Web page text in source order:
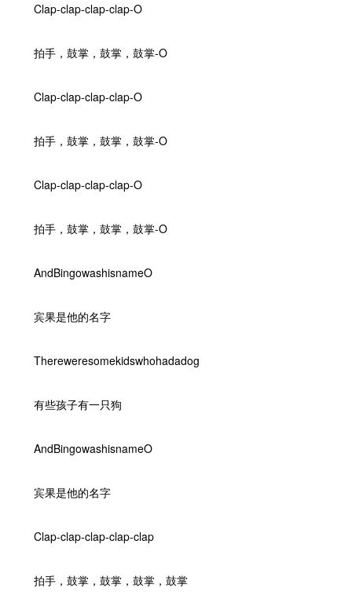
Clap-clap-clap-clap-O
拍手，鼓掌，鼓掌，鼓掌-O
Clap-clap-clap-clap-O
拍手，鼓掌，鼓掌，鼓掌-O
Clap-clap-clap-clap-O
拍手，鼓掌，鼓掌，鼓掌-O
AndBingowashisnameO
宾果是他的名字
Thereweresomekidswhohadadog
有些孩子有一只狗
AndBingowashisnameO
宾果是他的名字
Clap-clap-clap-clap-clap
拍手，鼓掌，鼓掌，鼓掌，鼓掌